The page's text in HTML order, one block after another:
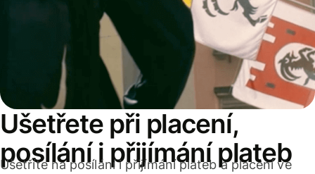
Ušetřete při placení,
posílání i přijímání plateb
Ušetříte na posílání i přijímání plateb a placení ve